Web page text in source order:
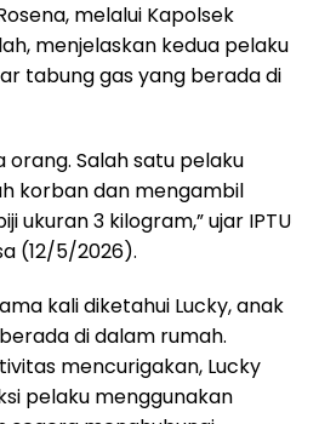
melalui Kapolsek
menjelaskan kedua pelaku
tabung gas yang berada di
orang. Salah satu pelaku
korban dan mengambil
ukuran 3 kilogram,” ujar IPTU
(12/5/2026).
kali diketahui Lucky, anak
di dalam rumah.
mencurigakan, Lucky
pelaku menggunakan